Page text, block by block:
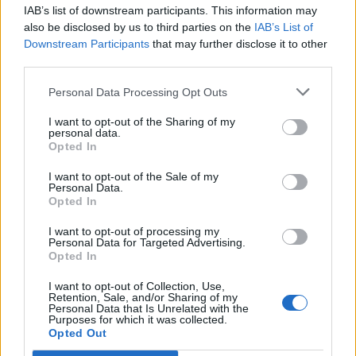
IAB’s list of downstream participants. This information may
also be disclosed by us to third parties on the IAB’s List of
Downstream Participants that may further disclose it to other
Personal Data Processing Opt Outs
I want to opt-out of the Sharing of my
personal data.
Opted In
I want to opt-out of the Sale of my
Personal Data.
Opted In
I want to opt-out of processing my
Personal Data for Targeted Advertising.
Opted In
I want to opt-out of Collection, Use,
Retention, Sale, and/or Sharing of my
Personal Data that Is Unrelated with the
Purposes for which it was collected.
Opted Out
Ώρα να μπερδευτούμε ξανά: Γυρίζουμε τα
ρολόγια μία ώρα πίσω γιατί… έτσι συνηθίσαμε
16.10.25
Την Κυριακή 26 Οκτωβρίου, στις 04:00 τα ξημερώματα, θα
ξαναζήσουμε το πιο παράλογο ευρωπαϊκό ραντεβού με τον